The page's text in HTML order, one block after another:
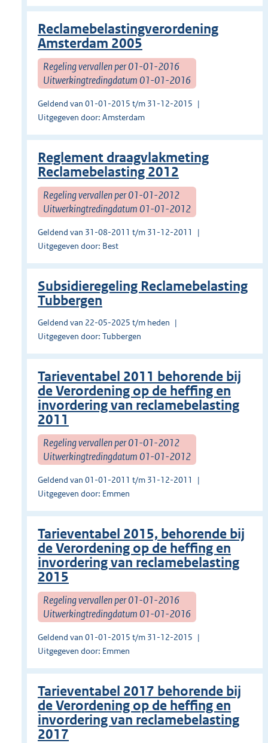
Reclamebelastingverordening
Amsterdam 2005
Regeling vervallen per 01-01-2016
Uitwerkingtredingdatum 01-01-2016
Geldend van 01-01-2015 t/m 31-12-2015
Uitgegeven door: Amsterdam
Reglement draagvlakmeting
Reclamebelasting 2012
Regeling vervallen per 01-01-2012
Uitwerkingtredingdatum 01-01-2012
Geldend van 31-08-2011 t/m 31-12-2011
Uitgegeven door: Best
Subsidieregeling Reclamebelasting
Tubbergen
Geldend van 22-05-2025 t/m heden
Uitgegeven door: Tubbergen
Tarieventabel 2011 behorende bij
de Verordening op de heffing en
invordering van reclamebelasting
2011
Regeling vervallen per 01-01-2012
Uitwerkingtredingdatum 01-01-2012
Geldend van 01-01-2011 t/m 31-12-2011
Uitgegeven door: Emmen
Tarieventabel 2015, behorende bij
de Verordening op de heffing en
invordering van reclamebelasting
2015
Regeling vervallen per 01-01-2016
Uitwerkingtredingdatum 01-01-2016
Geldend van 01-01-2015 t/m 31-12-2015
Uitgegeven door: Emmen
Tarieventabel 2017 behorende bij
de Verordening op de heffing en
invordering van reclamebelasting
2017